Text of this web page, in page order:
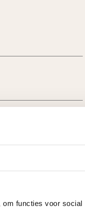
functies voor